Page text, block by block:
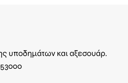
υποδημάτων και αξεσουάρ.